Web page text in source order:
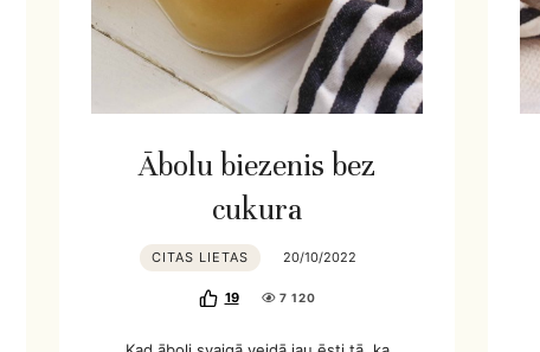
Ābolu biezenis bez
cukura
CITAS LIETAS 20/10/2022
19 7 120